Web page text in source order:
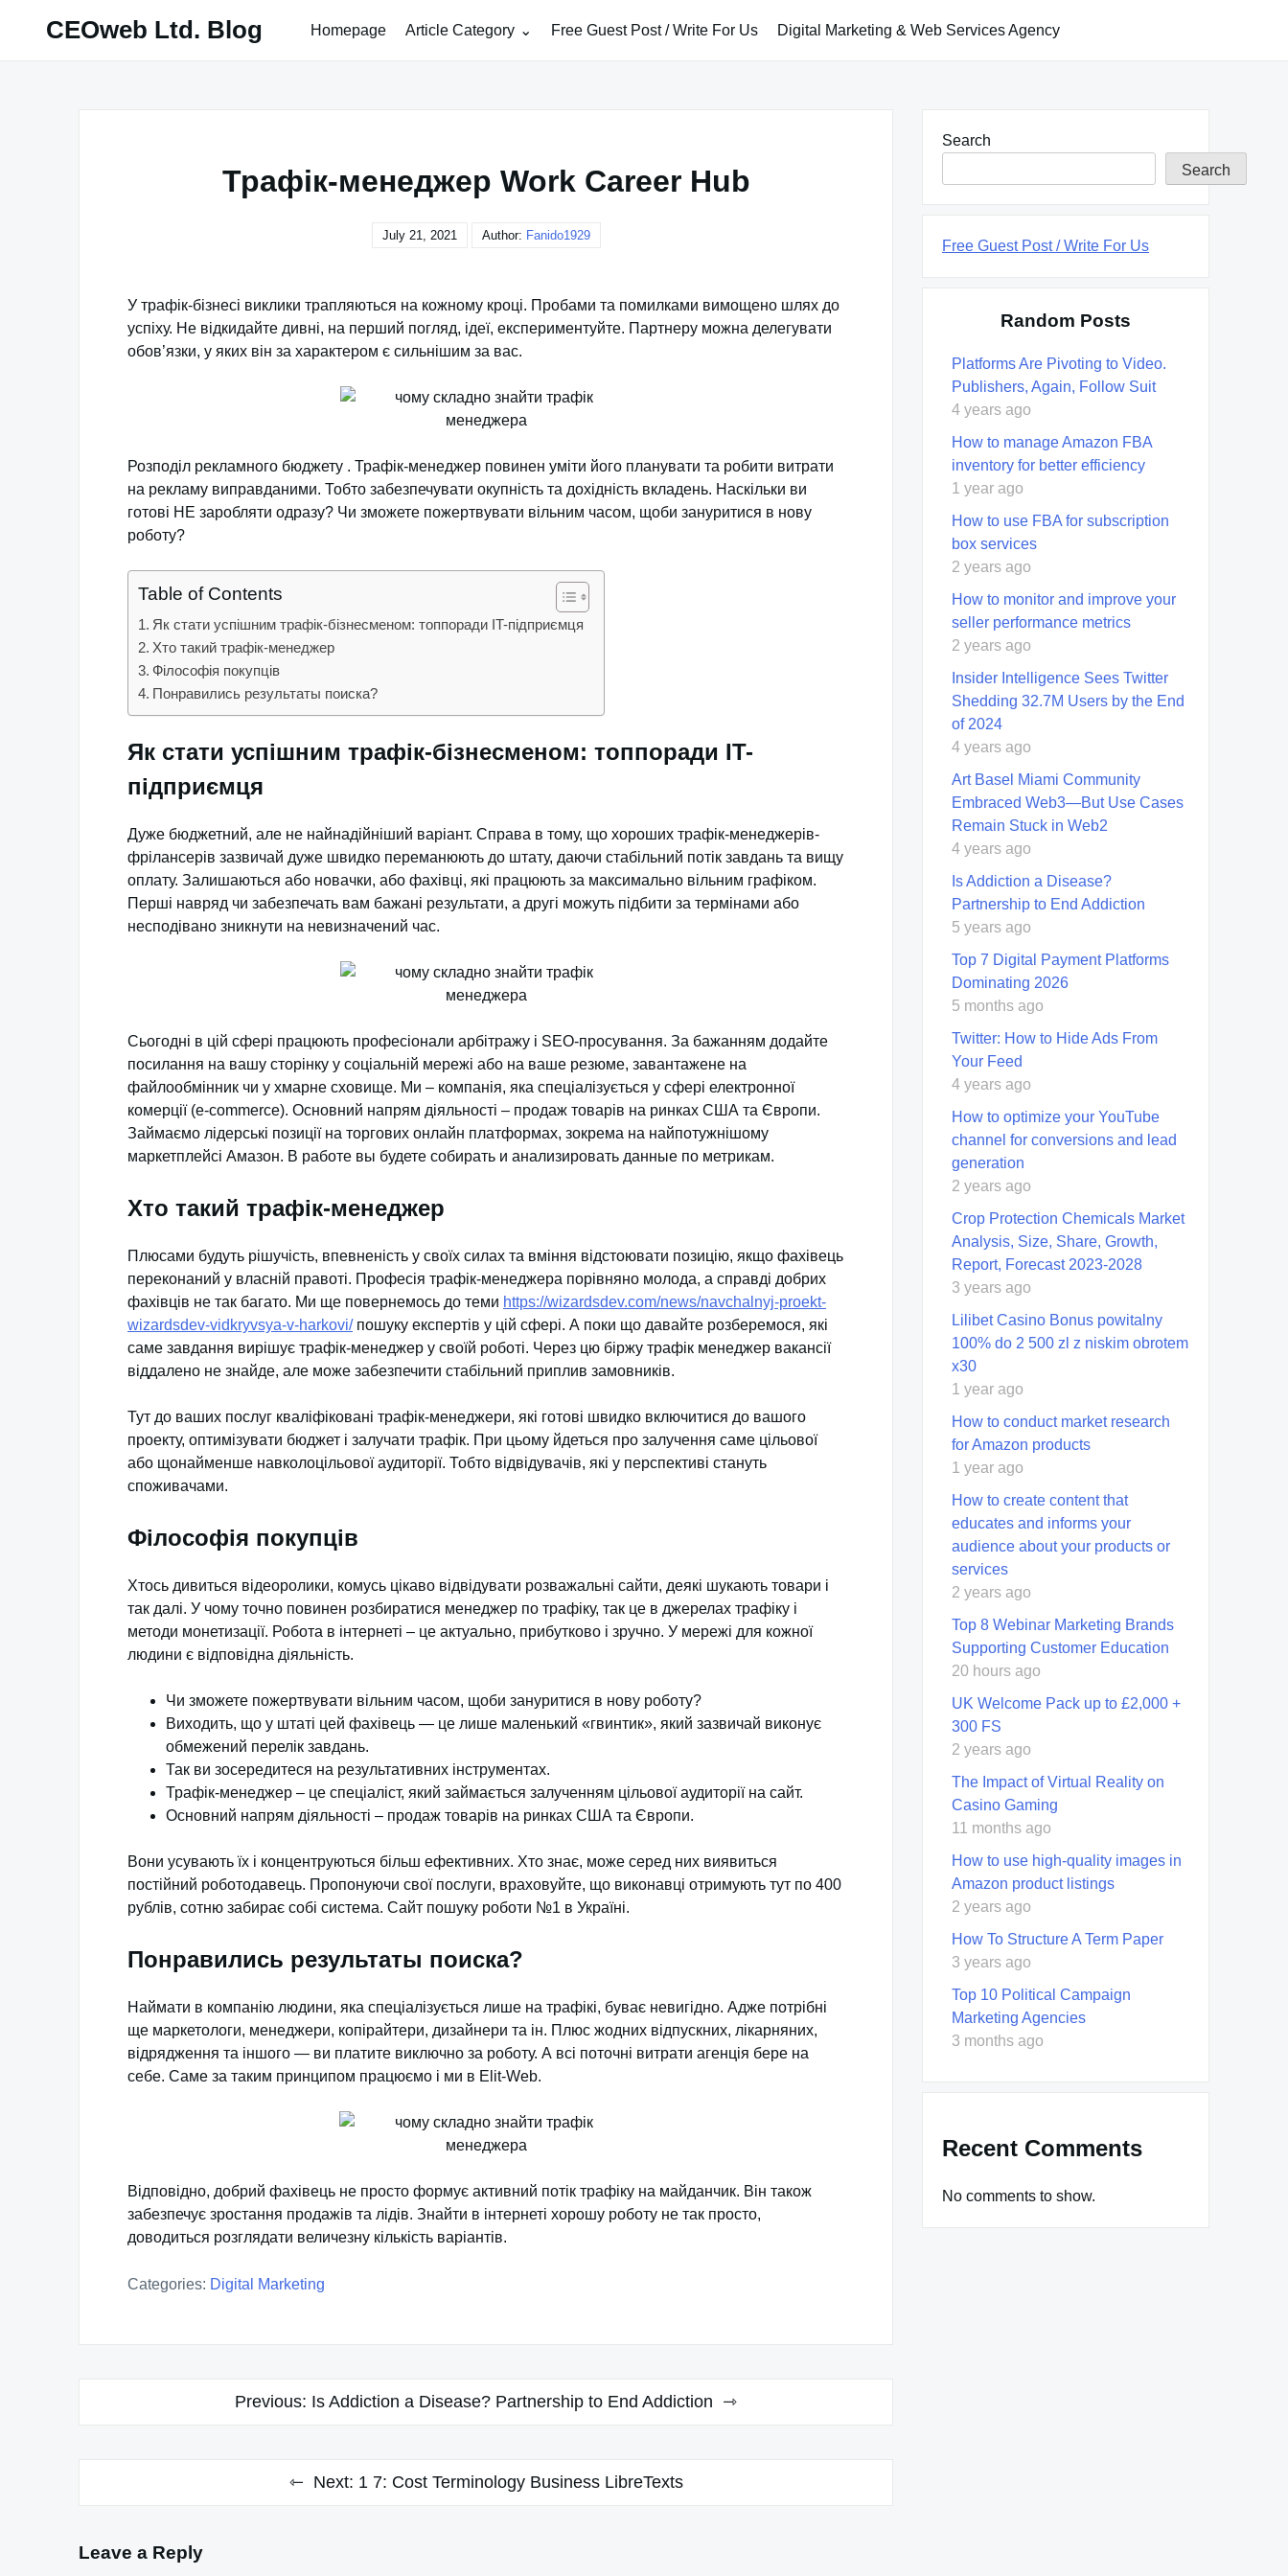
CEOweb Ltd. Blog Homepage Article Category Free Guest Post / Write For Us Digital Marketing & Web Services Agency
Трафік-менеджер Work Career Hub
July 21, 2021 Author: Fanido1929
У трафік-бізнесі виклики трапляються на кожному кроці. Пробами та помилками вимощено шлях до
успіху. Не відкидайте дивні, на перший погляд, ідеї, експериментуйте. Партнеру можна делегувати
обов’язки, у яких він за характером є сильнішим за вас.
Розподіл рекламного бюджету . Трафік-менеджер повинен уміти його планувати та робити витрати
на рекламу виправданими. Тобто забезпечувати окупність та дохідність вкладень. Наскільки ви
готові НЕ заробляти одразу? Чи зможете пожертвувати вільним часом, щоби зануритися в нову
роботу?
Table of Contents
Як стати успішним трафік-бізнесменом: топпоради IT-підприємця
Хто такий трафік-менеджер
Філософія покупців
Понравились результаты поиска?
Як стати успішним трафік-бізнесменом: топпоради IT-
підприємця
Дуже бюджетний, але не найнадійніший варіант. Справа в тому, що хороших трафік-менеджерів-
фрілансерів зазвичай дуже швидко переманюють до штату, даючи стабільний потік завдань та вищу
оплату. Залишаються або новачки, або фахівці, які працюють за максимально вільним графіком.
Перші навряд чи забезпечать вам бажані результати, а другі можуть підбити за термінами або
несподівано зникнути на невизначений час.
Сьогодні в цій сфері працюють професіонали арбітражу і SEO-просування. За бажанням додайте
посилання на вашу сторінку у соціальній мережі або на ваше резюме, завантажене на
файлообмінник чи у хмарне сховище. Ми – компанія, яка спеціалізується у сфері електронної
комерції (e-commerce). Основний напрям діяльності – продаж товарів на ринках США та Європи.
Займаємо лідерські позиції на торгових онлайн платформах, зокрема на найпотужнішому
маркетплейсі Амазон. В работе вы будете собирать и анализировать данные по метрикам.
Хто такий трафік-менеджер
Плюсами будуть рішучість, впевненість у своїх силах та вміння відстоювати позицію, якщо фахівець
переконаний у власній правоті. Професія трафік-менеджера порівняно молода, а справді добрих
фахівців не так багато. Ми ще повернемось до теми https://wizardsdev.com/news/navchalnyj-proekt-
wizardsdev-vidkryvsya-v-harkovi/пошуку експертів у цій сфері. А поки що давайте розберемося, які
саме завдання вирішує трафік-менеджер у своїй роботі. Через цю біржу трафік менеджер вакансії
віддалено не знайде, але може забезпечити стабільний приплив замовників.
Тут до ваших послуг кваліфіковані трафік-менеджери, які готові швидко включитися до вашого
проекту, оптимізувати бюджет і залучати трафік. При цьому йдеться про залучення саме цільової
або щонайменше навколоцільової аудиторії. Тобто відвідувачів, які у перспективі стануть
споживачами.
Філософія покупців
Хтось дивиться відеоролики, комусь цікаво відвідувати розважальні сайти, деякі шукають товари і
так далі. У чому точно повинен розбиратися менеджер по трафіку, так це в джерелах трафіку і
методи монетизації. Робота в інтернеті – це актуально, прибутково і зручно. У мережі для кожної
людини є відповідна діяльність.
Чи зможете пожертвувати вільним часом, щоби зануритися в нову роботу?
Виходить, що у штаті цей фахівець — це лише маленький «гвинтик», який зазвичай виконує
обмежений перелік завдань.
Так ви зосередитеся на результативних інструментах.
Трафік-менеджер – це спеціаліст, який займається залученням цільової аудиторії на сайт.
Основний напрям діяльності – продаж товарів на ринках США та Європи.
Вони усувають їх і концентруються більш ефективних. Хто знає, може серед них виявиться
постійний роботодавець. Пропонуючи свої послуги, враховуйте, що виконавці отримують тут по 400
рублів, сотню забирає собі система. Сайт пошуку роботи №1 в Україні.
Понравились результаты поиска?
Наймати в компанію людини, яка спеціалізується лише на трафікі, буває невигідно. Адже потрібні
ще маркетологи, менеджери, копірайтери, дизайнери та ін. Плюс жодних відпускних, лікарняних,
відрядження та іншого — ви платите виключно за роботу. А всі поточні витрати агенція бере на
себе. Саме за таким принципом працюємо і ми в Elit-Web.
Відповідно, добрий фахівець не просто формує активний потік трафіку на майданчик. Він також
забезпечує зростання продажів та лідів. Знайти в інтернеті хорошу роботу не так просто,
доводиться розглядати величезну кількість варіантів.
Categories: Digital Marketing
Previous: Is Addiction a Disease? Partnership to End Addiction
Next: 1 7: Cost Terminology Business LibreTexts
Leave a Reply
Search
Search
Free Guest Post / Write For Us
Random Posts
Platforms Are Pivoting to Video.
Publishers, Again, Follow Suit
4 years ago
How to manage Amazon FBA
inventory for better efficiency
1 year ago
How to use FBA for subscription
box services
2 years ago
How to monitor and improve your
seller performance metrics
2 years ago
Insider Intelligence Sees Twitter
Shedding 32.7M Users by the End
of 2024
4 years ago
​​Art Basel Miami Community
Embraced Web3—But Use Cases
Remain Stuck in Web2
4 years ago
Is Addiction a Disease?
Partnership to End Addiction
5 years ago
Top 7 Digital Payment Platforms
Dominating 2026
5 months ago
Twitter: How to Hide Ads From
Your Feed
4 years ago
How to optimize your YouTube
channel for conversions and lead
generation
2 years ago
Crop Protection Chemicals Market
Analysis, Size, Share, Growth,
Report, Forecast 2023-2028
3 years ago
Lilibet Casino Bonus powitalny
100% do 2 500 zl z niskim obrotem
x30
1 year ago
How to conduct market research
for Amazon products
1 year ago
How to create content that
educates and informs your
audience about your products or
services
2 years ago
Top 8 Webinar Marketing Brands
Supporting Customer Education
20 hours ago
UK Welcome Pack up to £2,000 +
300 FS
2 years ago
The Impact of Virtual Reality on
Casino Gaming
11 months ago
How to use high-quality images in
Amazon product listings
2 years ago
How To Structure A Term Paper
3 years ago
Top 10 Political Campaign
Marketing Agencies
3 months ago
Recent Comments
No comments to show.